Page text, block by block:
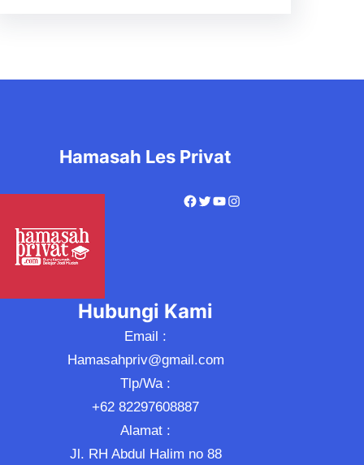
Hamasah Les Privat
Hubungi Kami
Email :
Hamasahpriv@gmail.com
Tlp/Wa :
+62 82297608887
Alamat :
Jl. RH Abdul Halim no 88